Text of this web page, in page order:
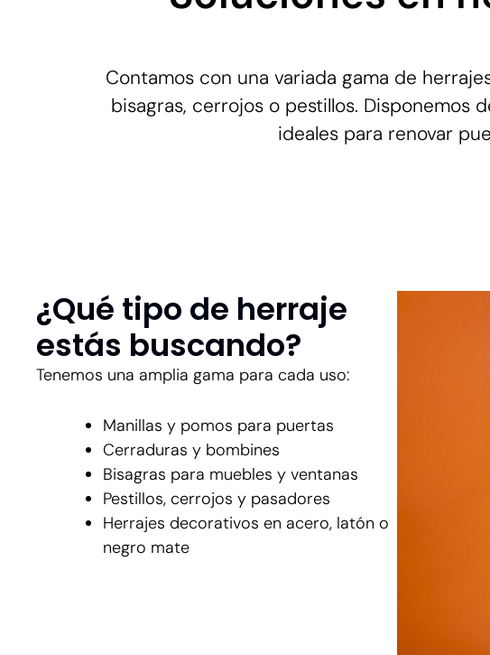
Contamos con una variada gama de
bisagras, cerrojos o pestillos. Disponemos
ideales para renovar
¿Qué tipo de herraje
estás buscando?
Tenemos una amplia gama para cada uso:
Manillas y pomos para puertas
Cerraduras y bombines
Bisagras para muebles y ventanas
Pestillos, cerrojos y pasadores
Herrajes decorativos en acero, latón o
negro mate